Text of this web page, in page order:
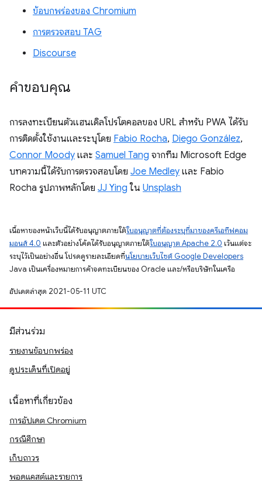
ข้อบกพร่องของ Chromium
การตรวจสอบ TAG
Discourse
คำขอบคุณ
การลงทะเบียนตัวแฮนเดิลโปรโตคอลของ URL สําหรับ PWA ได้รับ
การติดตั้งใช้งานและระบุโดย Fabio Rocha, Diego González,
Connor Moody และ Samuel Tang จากทีม Microsoft Edge
บทความนี้ได้รับการตรวจสอบโดย Joe Medley และ Fabio
Rocha รูปภาพหลักโดย JJ Ying ใน Unsplash
เนื้อหาของหน้าเว็บนี้ได้รับอนุญาตภายใต้ใบอนุญาตที่ต้องระบุที่มาของครีเอทีฟคอม
มอนส์ 4.0 และตัวอย่างโค้ดได้รับอนุญาตภายใต้ใบอนุญาต Apache 2.0 เว้นแต่จะ
ระบุไว้เป็นอย่างอื่น โปรดดูรายละเอียดที่นโยบายเว็บไซต์ Google Developers
Java เป็นเครื่องหมายการค้าจดทะเบียนของ Oracle และ/หรือบริษัทในเครือ
อัปเดตล่าสุด 2021-05-11 UTC
มีส่วนร่วม
รายงานข้อบกพร่อง
ดูประเด็นที่เปิดอยู่
เนื้อหาที่เกี่ยวข้อง
การอัปเดต Chromium
กรณีศึกษา
เก็บถาวร
พอดแคสต์และรายการ